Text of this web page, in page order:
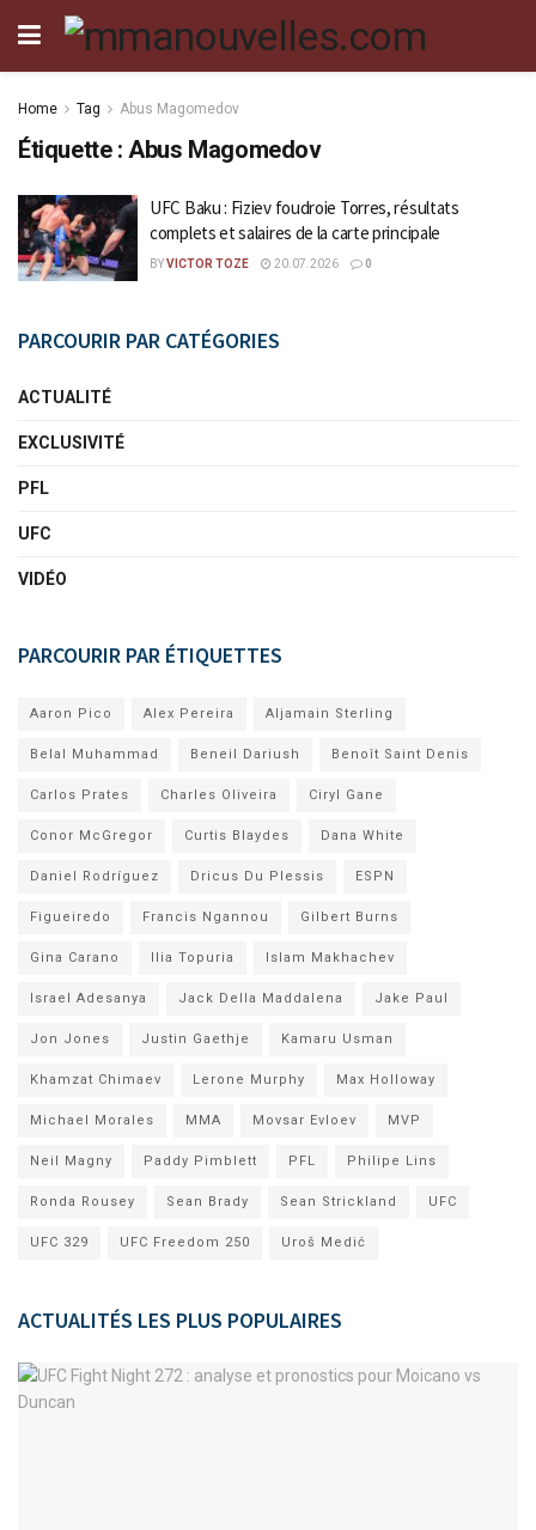
Home Tag Abus Magomedov
Étiquette :Abus Magomedov
UFC Baku : Fiziev foudroie Torres, résultats
complets et salaires de la carte principale
BYVICTOR TOZE 20.07.2026 0
PARCOURIR PAR CATÉGORIES
ACTUALITÉ
EXCLUSIVITÉ
PFL
UFC
VIDÉO
PARCOURIR PAR ÉTIQUETTES
Aaron Pico Alex Pereira Aljamain Sterling
Belal Muhammad Beneil Dariush Benoît Saint Denis
Carlos Prates Charles Oliveira Ciryl Gane
Conor McGregor Curtis Blaydes Dana White
Daniel Rodríguez Dricus Du Plessis ESPN
Figueiredo Francis Ngannou Gilbert Burns
Gina Carano Ilia Topuria Islam Makhachev
Israel Adesanya Jack Della Maddalena Jake Paul
Jon Jones Justin Gaethje Kamaru Usman
Khamzat Chimaev Lerone Murphy Max Holloway
Michael Morales MMA Movsar Evloev MVP
Neil Magny Paddy Pimblett PFL Philipe Lins
Ronda Rousey Sean Brady Sean Strickland UFC
UFC 329 UFC Freedom 250 Uroš Medić
ACTUALITÉS LES PLUS POPULAIRES